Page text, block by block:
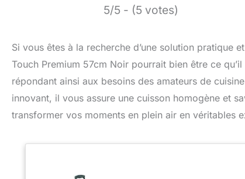
5/5 - (5 votes)
Si vous êtes à la recherche d’une solution pratique
Touch Premium 57cm Noir pourrait bien être ce
répondant ainsi aux besoins des amateurs de
innovant, il vous assure une cuisson homogène et
transformer vos moments en plein air en véritables